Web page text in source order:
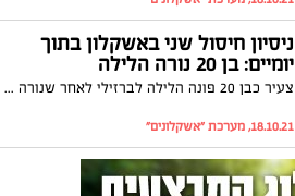
ניסיון חיסול שני באשקלון בתוך
יומיים: בן 20 נורה הלילה
צעיר כבן 20 פונה הלילה לברזילי לאחר שנורה הלילה. המשטרה פתחה בחקירה ועיכבה שלושה צעירים שעל פי החשד היו עימו בזמן הירי
18.10.21, מערכת "אשקלונים"